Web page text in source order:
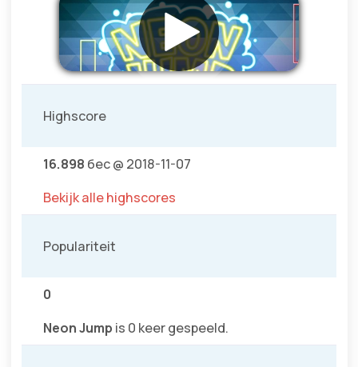
Highscore
16.898 бес @ 2018-11-07
Bekijk alle highscores
Populariteit
0
Neon Jump is 0 keer gespeeld.